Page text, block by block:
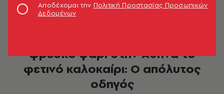
φρέσκο ψάρι στην Αθήνα το
φετινό καλοκαίρι: Ο απόλυτος
οδηγός
Αποδέχομαι την Πολιτική Προστασίας Προσωπικών
Δεδομένων